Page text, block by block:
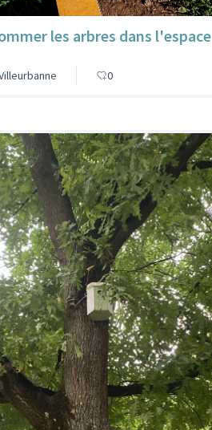
les arbres dans l'espace
0